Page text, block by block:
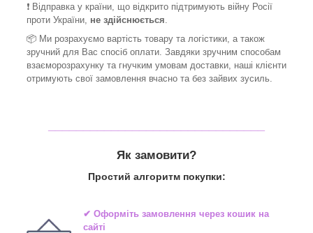
❗ Відправка у країни, що відкрито підтримують війну Росії
проти України, не здійснюється
📦 Ми розрахуємо вартість товару та логістики, а також
зручний для Вас спосіб оплати. Завдяки зручним способам
взаєморозрахунку та гнучким умовам доставки, наші клієнти
отримують свої замовлення вчасно та без зайвих зусиль.
Як замовити?
Простий алгоритм покупки:
✔ Оформіть замовлення через кошик на
сайті